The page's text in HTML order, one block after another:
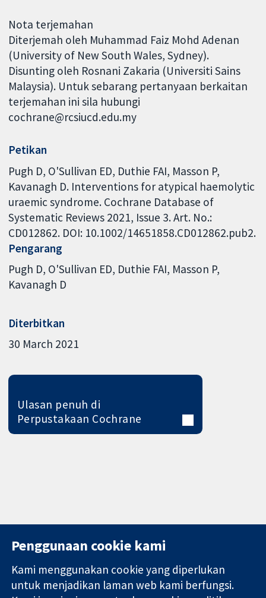
Nota terjemahan
Diterjemah oleh Muhammad Faiz Mohd Adenan
(University of New South Wales, Sydney).
Disunting oleh Rosnani Zakaria (Universiti Sains
Malaysia). Untuk sebarang pertanyaan berkaitan
terjemahan ini sila hubungi
cochrane@rcsiucd.edu.my
Petikan
Pugh D, O'Sullivan ED, Duthie FAI, Masson P,
Kavanagh D. Interventions for atypical haemolytic
uraemic syndrome. Cochrane Database of
Systematic Reviews 2021, Issue 3. Art. No.:
CD012862. DOI: 10.1002/14651858.CD012862.pub2.
Pengarang
Pugh D O'Sullivan ED Duthie FAI Masson P
Kavanagh D
Diterbitkan
30 March 2021
Ulasan penuh di
Perpustakaan Cochrane
11-13 Cavendish
Square
Hubungi kita
Berita
Penggunaan cookie kami
Kami menggunakan cookie yang diperlukan
untuk menjadikan laman web kami berfungsi.